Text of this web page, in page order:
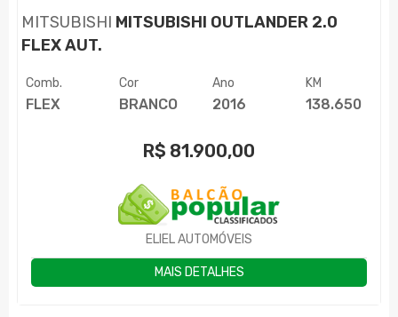
MITSUBISHI MITSUBISHI OUTLANDER 2.0
FLEX AUT.
Comb.
FLEX
Cor
BRANCO
Ano
2016
KM
138.650
R$ 81.900,00
ELIEL AUTOMÓVEIS
MAIS DETALHES